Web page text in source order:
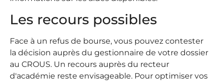
Les recours possibles
Face à un refus de bourse, vous pouvez contester
la décision auprès du gestionnaire de votre dossier
au CROUS. Un recours auprès du recteur
d'académie reste envisageable. Pour optimiser vos